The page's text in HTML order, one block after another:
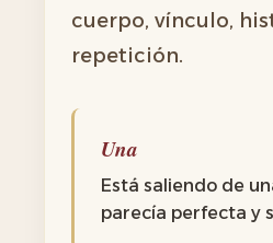
cuerpo, vínculo,
repetición.
Una
Está saliendo de
parecía perfecta y